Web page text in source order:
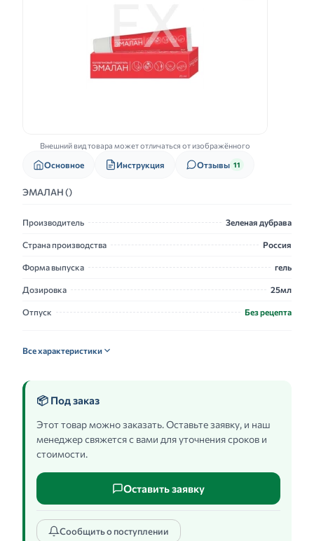
Внешний вид товара может отличаться от изображённого
Основное Инструкция Отзывы 11
ЭМАЛАН ()
Производитель Зеленая дубрава
Страна производства Россия
Форма выпуска гель
Дозировка 25мл
Отпуск Без рецепта
Все характеристики
📦 Под заказ
Этот товар можно заказать. Оставьте заявку, и наш
менеджер свяжется с вами для уточнения сроков и
стоимости.
Оставить заявку
Сообщить о поступлении